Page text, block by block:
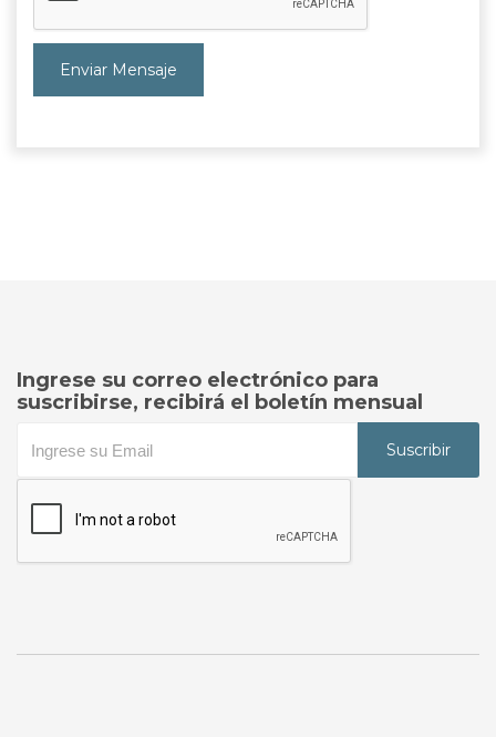
Enviar Mensaje
Ingrese su correo electrónico para
suscribirse, recibirá el boletín mensual
Suscribir